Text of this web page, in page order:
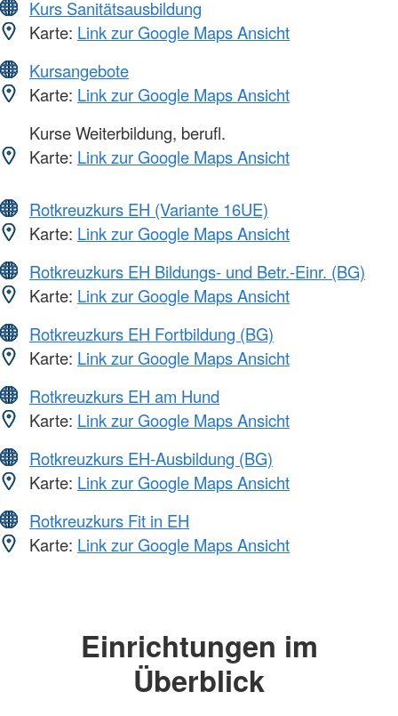
Kurs Sanitätsausbildung
Karte: Link zur Google Maps Ansicht
Kursangebote
Karte: Link zur Google Maps Ansicht
Kurse Weiterbildung, berufl.
Karte: Link zur Google Maps Ansicht
Rotkreuzkurs EH (Variante 16UE)
Karte: Link zur Google Maps Ansicht
Rotkreuzkurs EH Bildungs- und Betr.-Einr. (BG)
Karte: Link zur Google Maps Ansicht
Rotkreuzkurs EH Fortbildung (BG)
Karte: Link zur Google Maps Ansicht
Rotkreuzkurs EH am Hund
Karte: Link zur Google Maps Ansicht
Rotkreuzkurs EH-Ausbildung (BG)
Karte: Link zur Google Maps Ansicht
Rotkreuzkurs Fit in EH
Karte: Link zur Google Maps Ansicht
Einrichtungen im
Überblick